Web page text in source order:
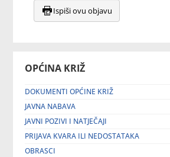
OPĆINA KRIŽ
DOKUMENTI OPĆINE KRIŽ
JAVNA NABAVA
JAVNI POZIVI I NATJEČAJI
PRIJAVA KVARA ILI NEDOSTATAKA
OBRASCI
Ispiši ovu objavu